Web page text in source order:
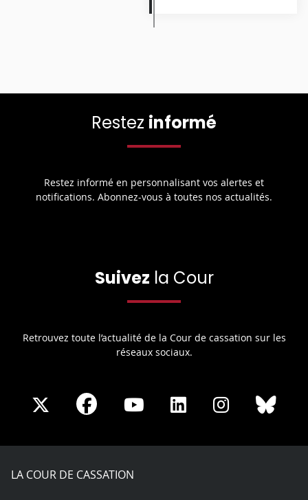
Restez informé
Restez informé en personnalisant vos alertes et
notifications. Abonnez-vous à toutes nos actualités.
Suivez la Cour
Retrouvez toute l’actualité de la Cour de cassation sur les
réseaux sociaux.
Share
X
Share
Facebook
Share
Youtube
Share
LinkedIn
Share
Instagram
LA COUR DE CASSATION